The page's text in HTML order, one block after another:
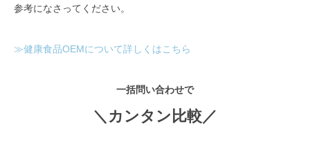
参考になさってください。
≫健康食品OEMについて詳しくはこちら
一括問い合わせで
＼カンタン比較／